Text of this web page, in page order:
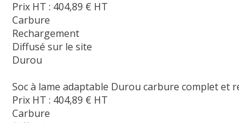
Prix HT : 404,89 € HT
Carbure
Rechargement
Diffusé sur le site
Durou
Soc à lame adaptable Durou carbure complet et
Prix HT : 404,89 € HT
Carbure